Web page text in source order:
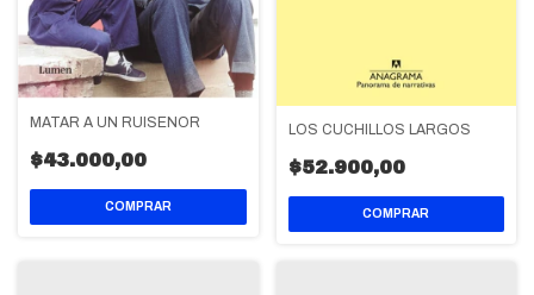
MATAR A UN RUISEÑOR
$43.000,00
LOS CUCHILLOS LARGOS
$52.900,00